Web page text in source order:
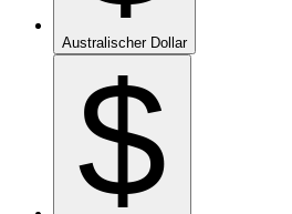
Australischer Dollar
$